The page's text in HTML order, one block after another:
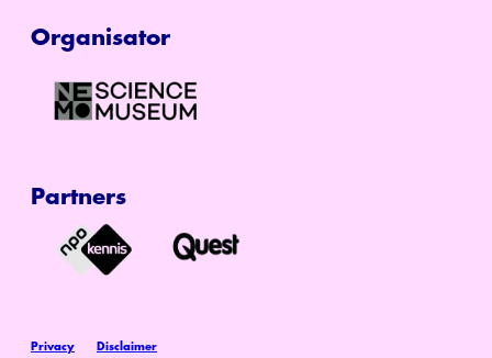
Organisator
Partners
Privacy Disclaimer